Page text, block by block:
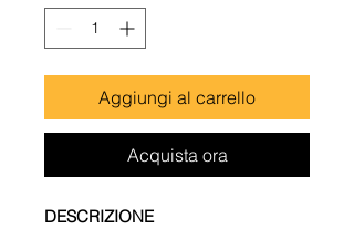
Aggiungi al carrello
Acquista ora
DESCRIZIONE